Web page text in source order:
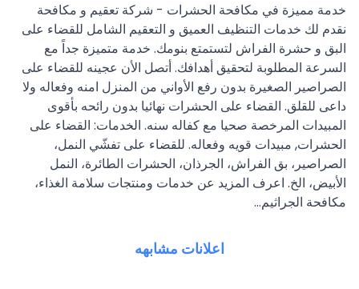
خدمة مميزة في مكافحة الحشرات - شركة تعقيم و مكافحة
نقدم لك خدمات التنظيف العميق و التعقيم الشامل للقضاء على
البق و حشرة الفراش لتستمتع بنومك. خدمة متميزة جداً مع
السرعة المطلوبة لتحقيق أهدافك. أتصل الأن عجينه للقضاء على
الصراصير الصغيرة بدون رفع الأواني من المنزل امنه وفعاله ولا
داعى للقلق. القضاء على الحشرات نهائيا بدون رائحه بأقوى
المبيدات المرخصة صحيا مع كفاله سنه. الخدمات: القضاء على
الحشرات, مبيدات قويه وفعاله. للقضاء على تفشّي النمل،
الصراصير، بق الفراش، الجرذان، الحشرات الطائرة، النمل
الأبيض، الخ. اعرف المزيد عن خدمات ومنتجات سلامة الغذاء،
مكافحة الجراثيم...
اعلانات مشابهه